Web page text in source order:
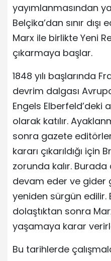
yayımlanmasından
Belçika’dan sınır dışı
Marx ile birlikte Yeni
çıkarmaya başlar.
1848 yılı başlarında
devrim dalgası
Engels
olarak katılır.
sonra gazete
kararı çıkarıldığı için
zorunda kalır.
devam eder ve gider
yeniden sürgün edilir.
dolaştıktan sonra
yaşamaya karar
Bu tarihlerde